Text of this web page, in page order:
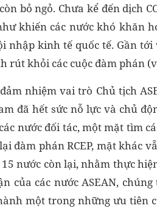
bỏ ngỏ. Chưa kể đến dịch
như khiến các nước khó
nhập kinh tế quốc tế. Gần
rút khỏi các cuộc đàm phán
nhiệm vai trò Chủ tịch
đã hết sức nỗ lực và chủ
nước đối tác, một mặt tìm
đàm phán RCEP, mặt khác
nước còn lại, nhằm thực
của các nước ASEAN,
một trong những ưu tiên